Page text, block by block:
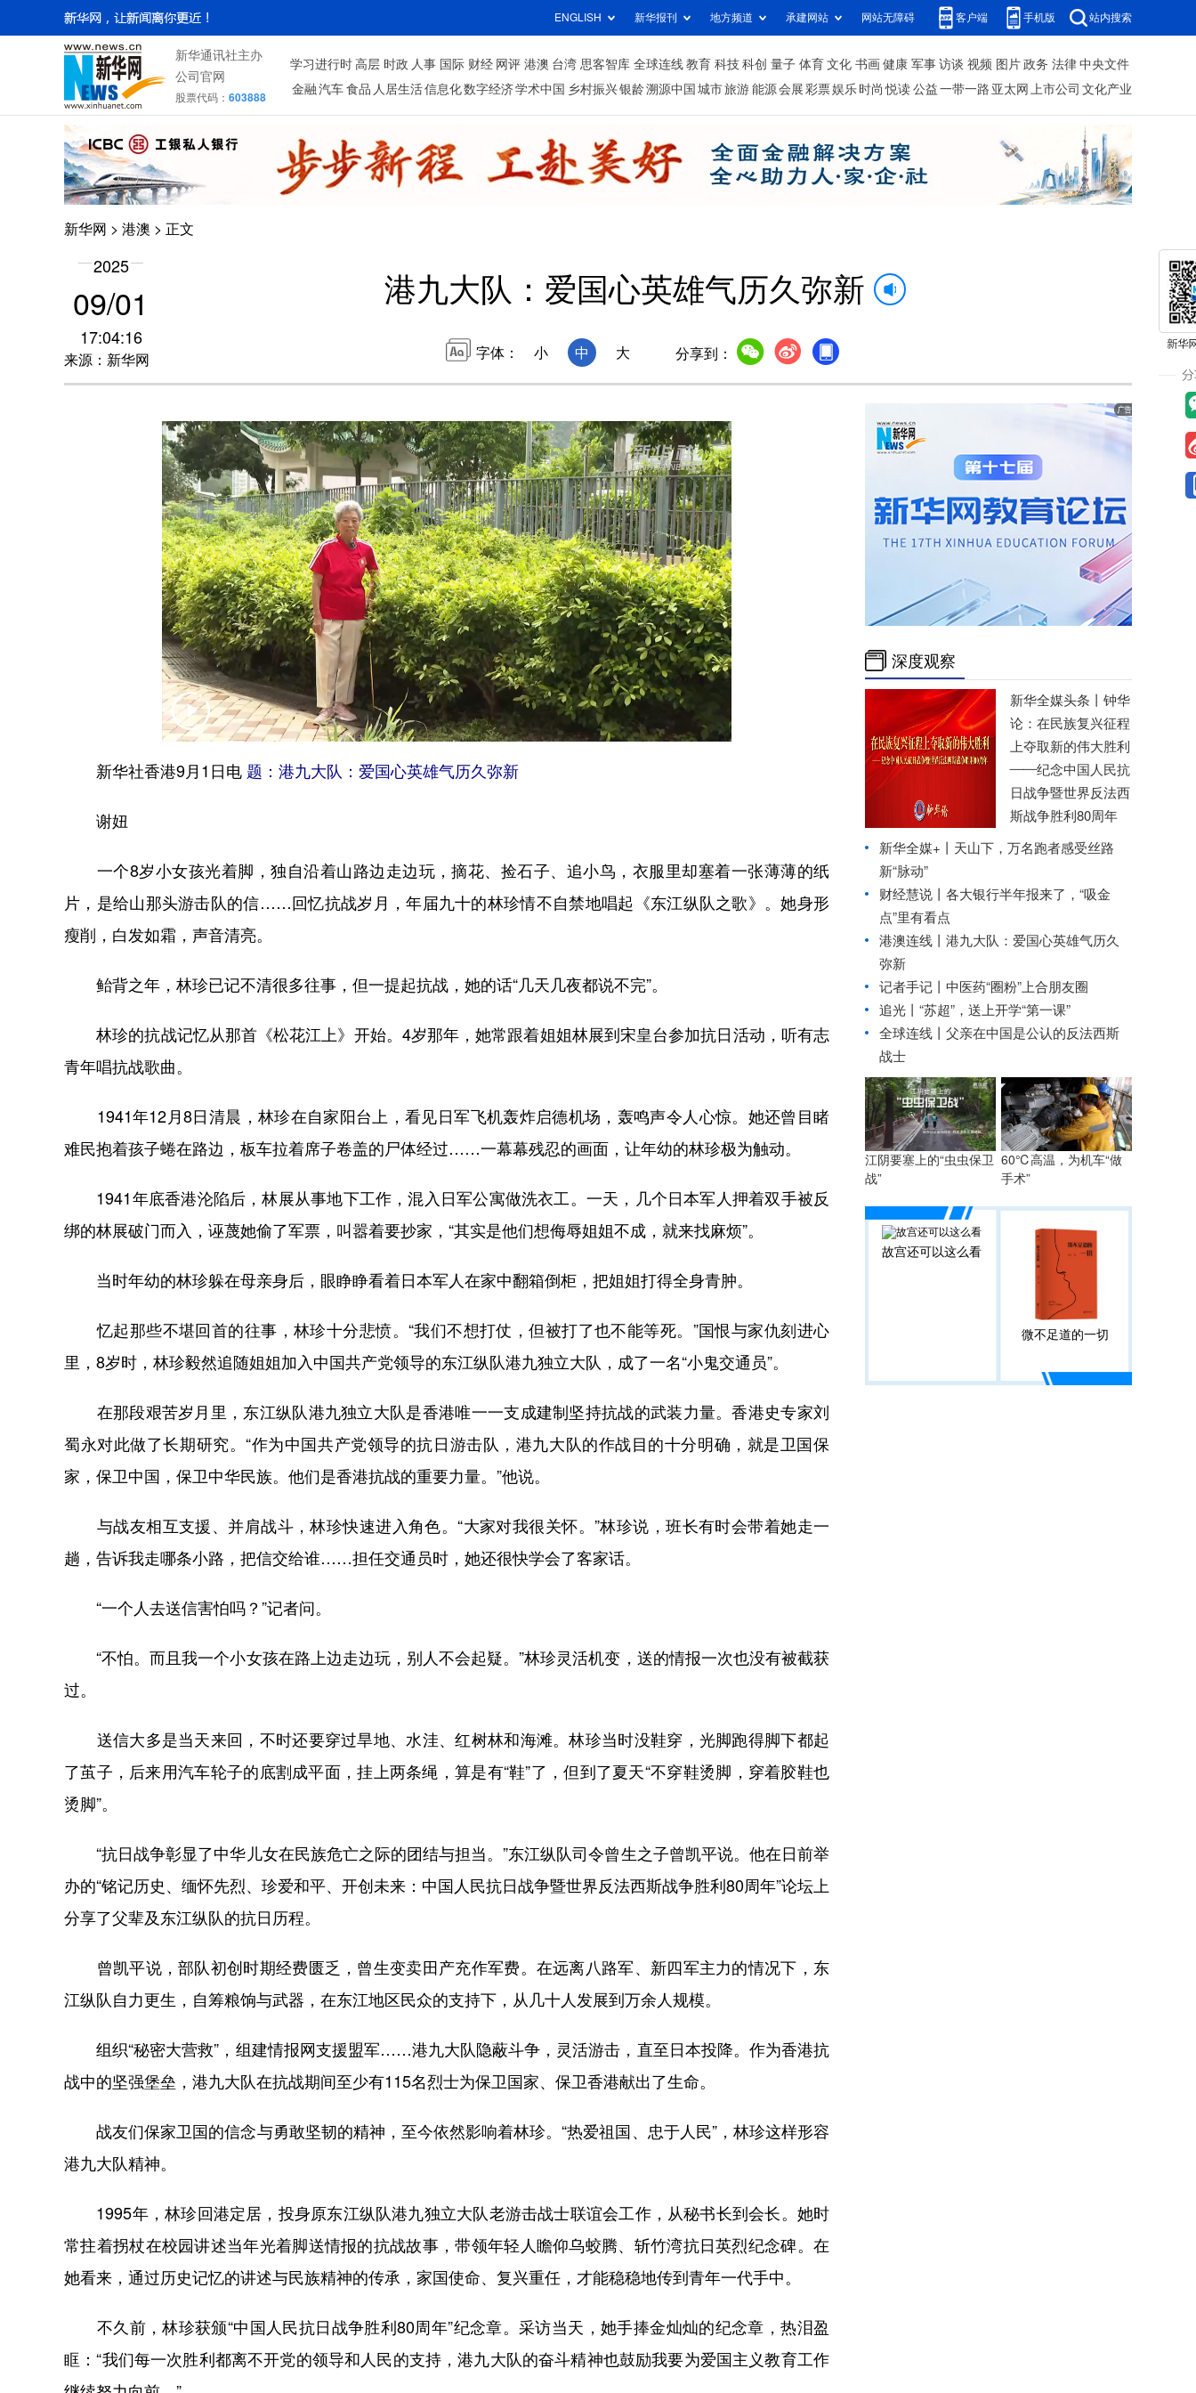
ENGLISH 新华报刊 地方频道 承建网站 网站无障碍 客户端 手机版 站内搜索
新华通讯社主办
公司官网
股票代码： 603888
学习进行时 高层 时政 人事 国际 财经 网评 港澳 台湾 思客智库 全球连线 教育 科技 科创 量子 体育 文化 书画 健康 军事 访谈 视频 图片 政务 法律 中央文件
金融 汽车 食品 人居生活信息化数字经济学术中国 乡村振兴银龄溯源中国 城市旅游 能源 会展 彩票娱乐 时尚 悦读 公益 一带一路 亚太网 上市公司 文化产业
新华网 > 港澳 > 正文
2025
09/01
17:04:16
来源：新华网
港九大队：爱国心英雄气历久弥新
字体： 小 中 大 分享到：
新华社香港9月1日电 题：港九大队：爱国心英雄气历久弥新
谢妞
一个8岁小女孩光着脚，独自沿着山路边走边玩，摘花、捡石子、追小鸟，衣服里却塞着一张薄薄的纸
片，是给山那头游击队的信……回忆抗战岁月，年届九十的林珍情不自禁地唱起《东江纵队之歌》。她身形
瘦削，白发如霜，声音清亮。
鲐背之年，林珍已记不清很多往事，但一提起抗战，她的话“几天几夜都说不完”。
林珍的抗战记忆从那首《松花江上》开始。4岁那年，她常跟着姐姐林展到宋皇台参加抗日活动，听有志
青年唱抗战歌曲。
1941年12月8日清晨，林珍在自家阳台上，看见日军飞机轰炸启德机场，轰鸣声令人心惊。她还曾目睹
难民抱着孩子蜷在路边，板车拉着席子卷盖的尸体经过……一幕幕残忍的画面，让年幼的林珍极为触动。
1941年底香港沦陷后，林展从事地下工作，混入日军公寓做洗衣工。一天，几个日本军人押着双手被反
绑的林展破门而入，诬蔑她偷了军票，叫嚣着要抄家，“其实是他们想侮辱姐姐不成，就来找麻烦”。
当时年幼的林珍躲在母亲身后，眼睁睁看着日本军人在家中翻箱倒柜，把姐姐打得全身青肿。
忆起那些不堪回首的往事，林珍十分悲愤。“我们不想打仗，但被打了也不能等死。”国恨与家仇刻进心
里，8岁时，林珍毅然追随姐姐加入中国共产党领导的东江纵队港九独立大队，成了一名“小鬼交通员”。
在那段艰苦岁月里，东江纵队港九独立大队是香港唯一一支成建制坚持抗战的武装力量。香港史专家刘
蜀永对此做了长期研究。“作为中国共产党领导的抗日游击队，港九大队的作战目的十分明确，就是卫国保
家，保卫中国，保卫中华民族。他们是香港抗战的重要力量。”他说。
与战友相互支援、并肩战斗，林珍快速进入角色。“大家对我很关怀。”林珍说，班长有时会带着她走一
趟，告诉我走哪条小路，把信交给谁……担任交通员时，她还很快学会了客家话。
“一个人去送信害怕吗？”记者问。
“不怕。而且我一个小女孩在路上边走边玩，别人不会起疑。”林珍灵活机变，送的情报一次也没有被截获
过。
送信大多是当天来回，不时还要穿过旱地、水洼、红树林和海滩。林珍当时没鞋穿，光脚跑得脚下都起
了茧子，后来用汽车轮子的底割成平面，挂上两条绳，算是有“鞋”了，但到了夏天“不穿鞋烫脚，穿着胶鞋也
烫脚”。
“抗日战争彰显了中华儿女在民族危亡之际的团结与担当。”东江纵队司令曾生之子曾凯平说。他在日前举
办的“铭记历史、缅怀先烈、珍爱和平、开创未来：中国人民抗日战争暨世界反法西斯战争胜利80周年”论坛上
分享了父辈及东江纵队的抗日历程。
曾凯平说，部队初创时期经费匮乏，曾生变卖田产充作军费。在远离八路军、新四军主力的情况下，东
江纵队自力更生，自筹粮饷与武器，在东江地区民众的支持下，从几十人发展到万余人规模。
组织“秘密大营救”，组建情报网支援盟军……港九大队隐蔽斗争，灵活游击，直至日本投降。作为香港抗
战中的坚强堡垒，港九大队在抗战期间至少有115名烈士为保卫国家、保卫香港献出了生命。
战友们保家卫国的信念与勇敢坚韧的精神，至今依然影响着林珍。“热爱祖国、忠于人民”，林珍这样形容
港九大队精神。
1995年，林珍回港定居，投身原东江纵队港九独立大队老游击战士联谊会工作，从秘书长到会长。她时
常拄着拐杖在校园讲述当年光着脚送情报的抗战故事，带领年轻人瞻仰乌蛟腾、斩竹湾抗日英烈纪念碑。在
她看来，通过历史记忆的讲述与民族精神的传承，家国使命、复兴重任，才能稳稳地传到青年一代手中。
不久前，林珍获颁“中国人民抗日战争胜利80周年”纪念章。采访当天，她手捧金灿灿的纪念章，热泪盈
眶：“我们每一次胜利都离不开党的领导和人民的支持，港九大队的奋斗精神也鼓励我要为爱国主义教育工作
深度观察
新华全媒头条丨 钟华
论：在民族复兴征程
上夺取新的伟大胜利
——纪念中国人民抗
日战争暨世界反法西
斯战争胜利80周年
新华全媒+丨 天山下，万名跑者感受丝路
新“脉动”
财经慧说丨各大银行半年报来了，“吸金
点”里有看点
港澳连线丨 港九大队：爱国心英雄气历久
弥新
记者手记丨中医药“圈粉”上合朋友圈
追光丨 “苏超”，送上开学“第一课”
全球连线丨父亲在中国是公认的反法西斯
战士
江阴要塞上的“虫虫保卫
战”
60℃高温，为机车“做
手术”
故宫还可以这么看
微不足道的一切